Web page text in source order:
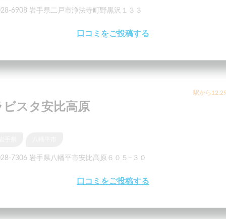
6908 岩手県二戸市浄法寺町野黒沢１３３
口コミをご投稿する
駅から
ビスタ安比高原
7306 岩手県八幡平市安比高原６０５−３０
口コミをご投稿する